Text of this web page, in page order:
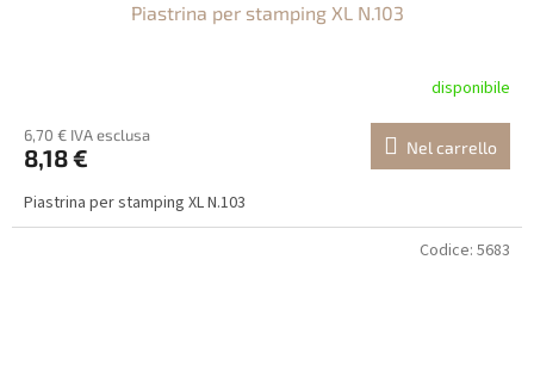
Piastrina per stamping XL N.103
disponibile
6,70 € IVA esclusa
8,18 € Nel carrello
Piastrina per stamping XL N.103
Codice: 5683